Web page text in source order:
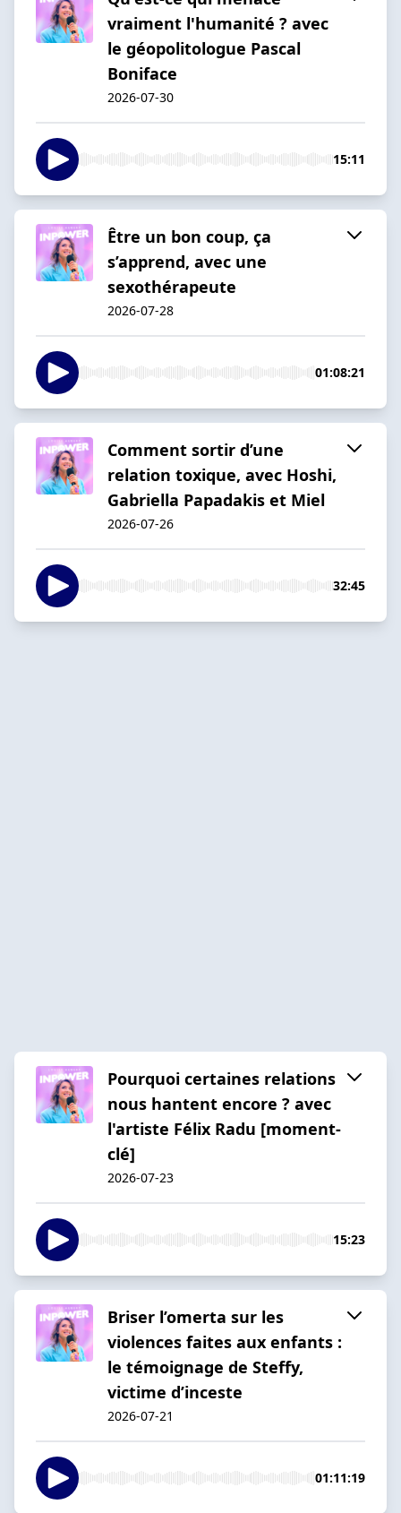
vraiment l'humanité ? avec
le géopolitologue Pascal
Boniface
2026-07-30
15:11
Être un bon coup, ça
s’apprend, avec une
sexothérapeute
2026-07-28
01:08:21
Comment sortir d’une
relation toxique, avec Hoshi,
Gabriella Papadakis et Miel
2026-07-26
32:45
Pourquoi certaines relations
nous hantent encore ? avec
l'artiste Félix Radu [moment-
clé]
2026-07-23
15:23
Briser l’omerta sur les
violences faites aux enfants :
le témoignage de Steffy,
victime d’inceste
2026-07-21
01:11:19